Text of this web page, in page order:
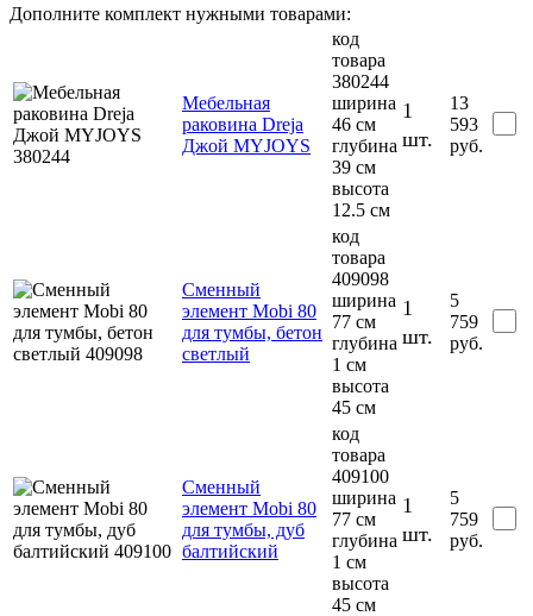
Дополните комплект нужными товарами:
Мебельная
раковина Dreja
Джой MYJOYS
код
товара
380244
ширина
46 см
глубина
39 см
высота
12.5 см
1
шт.
13
593
руб.
Сменный
элемент Mobi 80
для тумбы, бетон
светлый
код
товара
409098
ширина
77 см
глубина
1 см
высота
45 см
1
шт.
5
759
руб.
Сменный
элемент Mobi 80
для тумбы, дуб
балтийский
код
товара
409100
ширина
77 см
глубина
1 см
высота
45 см
1
шт.
5
759
руб.